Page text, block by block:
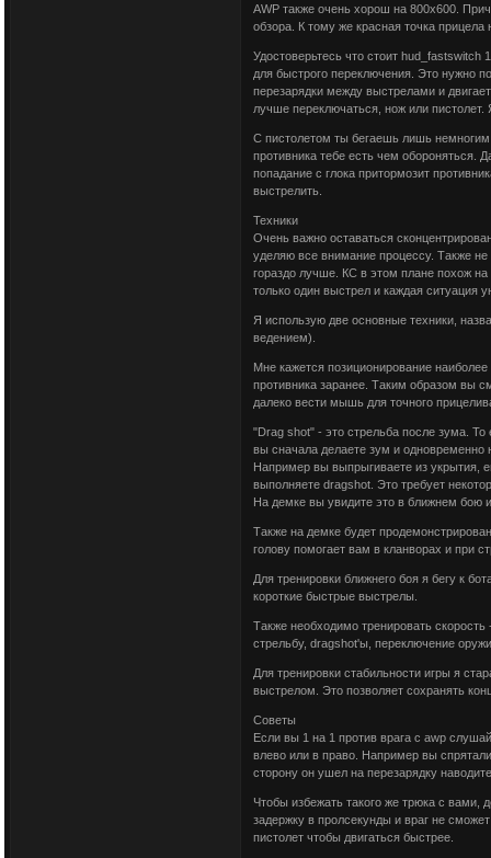
AWP также очень хорош на 800x600.
обзора. К тому же красная точка
Удостоверьтесь что стоит
для быстрого переключения. Это нужно
перезарядки между выстрелами и
лучше переключаться, нож или пистолет.
С пистолетом ты бегаешь лишь
противника тебе есть чем обороняться.
попадание с глока притормозит
выстрелить.
Техники
Очень важно оставаться
уделяю все внимание процессу. Также не
гораздо лучше. КС в этом плане похож
только один выстрел и каждая ситуация
Я использую две основные техники,
ведением).
Мне кажется позиционирование
противника заранее. Таким образом вы
далеко вести мышь для точного
"Drag shot" - это стрельба после зума.
вы сначала делаете зум и
Например вы выпрыгиваете из укрытия,
выполняете dragshot. Это требует
На демке вы увидите это в ближнем бою
Также на демке будет
голову помогает вам в кланворах и при
Для тренировки ближнего боя я бегу к
короткие быстрые выстрелы.
Также необходимо тренировать
стрельбу, dragshot'ы, переключение
Для тренировки стабильности игры я
выстрелом. Это позволяет сохранять
Советы
Если вы 1 на 1 против врага с awp
влево или в право. Например вы
сторону он ушел на перезарядку
Чтобы избежать такого же трюка с вами,
задержку в пролсекунды и враг не
пистолет чтобы двигаться быстрее.